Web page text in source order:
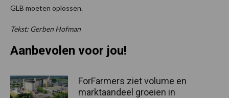
GLB moeten oplossen.
Tekst: Gerben Hofman
Aanbevolen voor jou!
ForFarmers ziet volume en
marktaandeel groeien in